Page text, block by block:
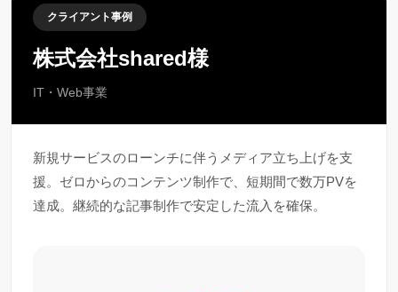
クライアント事例
株式会社shared様
IT・Web事業
新規サービスのローンチに伴うメディア立ち上げを支
援。ゼロからのコンテンツ制作で、短期間で数万PVを
達成。継続的な記事制作で安定した流入を確保。